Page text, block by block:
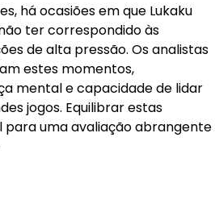
há ocasiões em que Lukaku
ter correspondido às
de alta pressão. Os analistas
estes momentos,
mental e capacidade de lidar
jogos. Equilibrar estas
para uma avaliação abrangente